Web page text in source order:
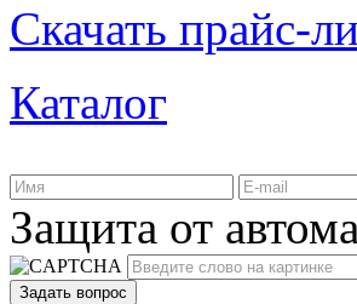
Скачать прайс-
Каталог
Защита от
Задать вопрос